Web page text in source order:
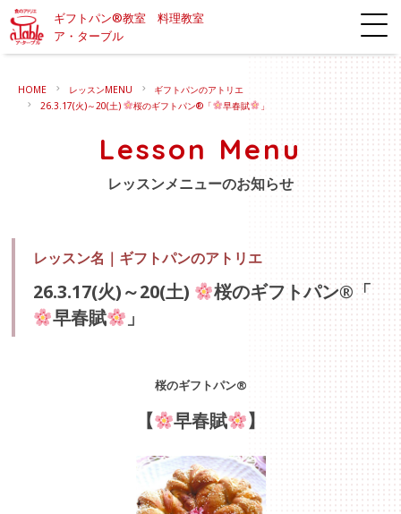
ギフトパン®教室 料理教室
ア・ターブル
HOME レッスンMENU
ギフトパンのアトリエ
26.3.17(火)～20(土)
桜のギフトパン®「 早春賦 」
Lesson Menu
レッスンメニューのお知らせ
レッスン名｜ ギフトパンのアトリエ
26.3.17(火)～20(土)
桜のギフトパン®「
早春賦
」
桜のギフトパン®
【 早春賦 】